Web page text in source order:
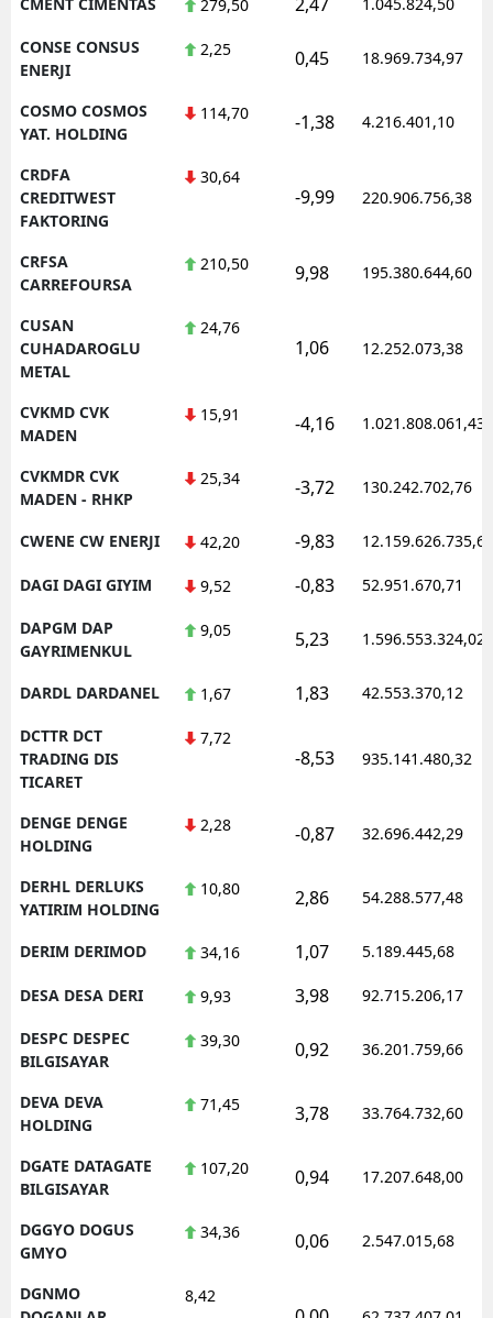
279,50
CONSE CONSUS
ENERJI
2,25 0,45 18.969.734,97
COSMO COSMOS
YAT. HOLDING
114,70 -1,38 4.216.401,10
CRDFA
CREDITWEST
FAKTORING
30,64
-9,99 220.906.756,38
CRFSA
CARREFOURSA
210,50 9,98 195.380.644,60
CUSAN
CUHADAROGLU
METAL
24,76
1,06 12.252.073,38
CVKMD CVK
MADEN
15,91 -4,16 1.021.808.061,43
CVKMDR CVK
MADEN - RHKP
25,34 -3,72 130.242.702,76
CWENE CW ENERJI 42,20 -9,83 12.159.626.735,62
DAGI DAGI GIYIM 9,52 -0,83 52.951.670,71
DAPGM DAP
GAYRIMENKUL
9,05 5,23 1.596.553.324,02
DARDL DARDANEL 1,67 1,83 42.553.370,12
DCTTR DCT
TRADING DIS
TICARET
7,72
-8,53 935.141.480,32
DENGE DENGE
HOLDING
2,28 -0,87 32.696.442,29
DERHL DERLUKS
YATIRIM HOLDING
10,80 2,86 54.288.577,48
DERIM DERIMOD 34,16 1,07 5.189.445,68
DESA DESA DERI 9,93 3,98 92.715.206,17
DESPC DESPEC
BILGISAYAR
39,30 0,92 36.201.759,66
DEVA DEVA
HOLDING
71,45 3,78 33.764.732,60
DGATE DATAGATE
BILGISAYAR
107,20 0,94 17.207.648,00
DGGYO DOGUS
GMYO
34,36 0,06 2.547.015,68
DGNMO
8,42